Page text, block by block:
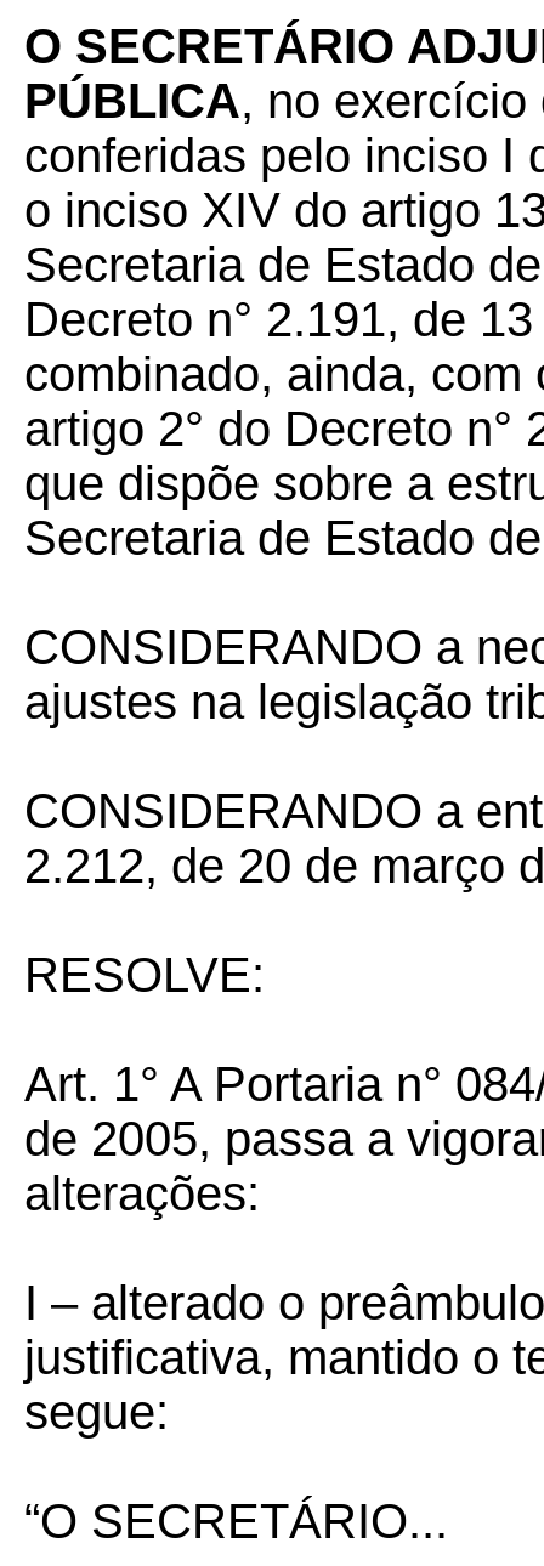
O SECRETÁRIO
PÚBLICA, no
conferidas pelo inciso I
o inciso XIV do artigo
Secretaria de Estado
Decreto n° 2.191, de
combinado, ainda,
artigo 2° do Decreto n°
que dispõe sobre a
Secretaria de Estado
CONSIDERANDO a
ajustes na legislação
CONSIDERANDO a
2.212, de 20 de março
RESOLVE:
Art. 1° A Portaria n°
de 2005, passa a
alterações:
I – alterado o
justificativa, mantido o
segue:
“O SECRETÁRIO...